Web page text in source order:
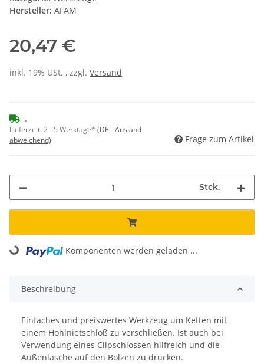
Hersteller: AFAM
20,47 €
inkl. 19% USt. , zzgl. Versand
.
Lieferzeit:2 - 5 Werktage* (DE - Ausland
abweichend)
Frage zum Artikel
Stck.
Loading... Komponenten werden geladen ...
Beschreibung
Einfaches und preiswertes Werkzeug um Ketten mit
einem Hohlnietschloß zu verschließen. Ist auch bei
Verwendung eines Clipschlossen hilfreich und die
Außenlasche auf den Bolzen zu drücken.